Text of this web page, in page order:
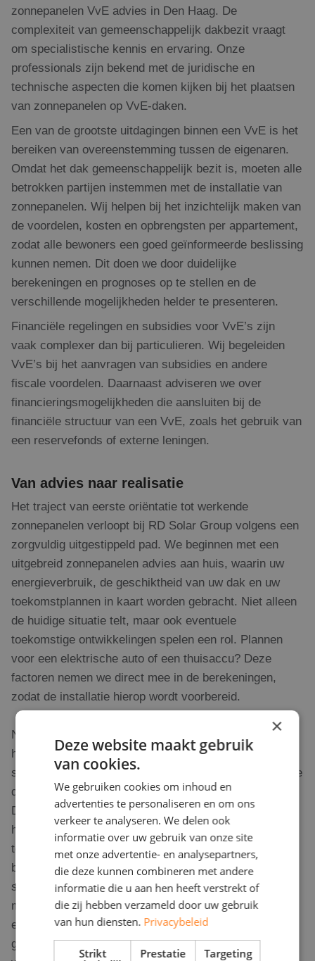
zonnepanelen VvE advies in Den Haag. De
complexiteit van gemeenschappelijk dakbezit vraagt
om specialistische kennis en ervaring. Onze
professionals zijn bekend met de juridische en
technische aspecten die komen kijken bij het plaatsen
van zonnepanelen op VvE-daken.
Een van de grootste uitdagingen binnen een VvE is het
bereiken van overeenstemming tussen de eigenaren.
Omdat het dak gemeenschappelijk bezit is, moeten alle
betrokken partijen instemmen met de installatie van
zonnepanelen. Wij helpen bij het inzichtelijk maken van
de voordelen, kosten en opbrengsten per appartement,
zodat alle bewoners een goed geïnformeerde beslissing
kunnen nemen. Dit doen we door duidelijke
berekeningen en prognoses op te stellen en de
verschillende mogelijkheden helder te presenteren.
Financiële regelingen en subsidies voor VvE’s zijn
vaak complexer dan bij particulieren. Wij begeleiden
VvE’s bij het aanvragen van subsidies en andere
fiscale voordelen. Daarnaast adviseren we over
financieringsmogelijkheden die aansluiten bij de
financiële structuur van een VvE, zoals het gebruik van
een reservefonds of externe leningen.
Van advies naar realisatie
Het traject van eerste oriëntatie tot werkende
zonnepanelen verloopt bij RD Solar Group volgens een
zorgvuldig uitgestippeld pad. We beginnen met een
uitgebreid zonnepanelen advies aan huis, waarin uw
energieverbruik, de geschiktheid van uw dak en uw
toekomstplannen in kaart worden gebracht. Niet alleen
de huidige situatie telt, maar ook eventuele
toekomstige ontwikkelingen spelen een rol. Plannen
voor een elektrische auto of een thuisaccu? Deze
factoren nemen we direct mee in de berekeningen,
zodat de installatie hierop wordt voorbereid.
Na de inventarisatie volgt een technische analyse van
het dak. Oriëntatie, hellingshoek en mogelijke
schaduwvorming worden beoordeeld om te bepalen hoe
de zonnepanelen het meeste rendement opleveren.
Daarnaast wordt gekeken naar de dakconstructie en
het type dakbedekking om de beste montagemethode
te kiezen. Op een plat dak is bijvoorbeeld een
ballastsysteem vaak de beste oplossing, terwijl
schuine daken doorgaans met vaste
montagematerialen worden uitgerust. Ook de
elektrische installatie krijgt aandacht: is de meterkast
geschikt, is de aansluiting op het net voldoende en hoe
×
Deze website maakt gebruik
van cookies.
We gebruiken cookies om inhoud en
advertenties te personaliseren en om ons
verkeer te analyseren. We delen ook
informatie over uw gebruik van onze site
met onze advertentie- en analysepartners,
die deze kunnen combineren met andere
informatie die u aan hen heeft verstrekt of
die zij hebben verzameld door uw gebruik
van hun diensten. Privacybeleid
Strikt
Prestatie Targeting